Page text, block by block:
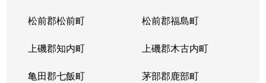
松前郡松前町 松前郡福島町
上磯郡知内町 上磯郡木古内町
亀田郡七飯町 茅部郡鹿部町